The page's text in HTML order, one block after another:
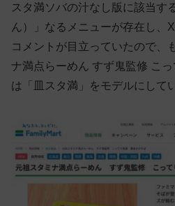
スタ満ソバの汁なし版に該当す
ん）」なるメニューが存在し、
コメントが目立っていたので、
ナ満点らーめん すず鬼監修 こっ
は「皿スタ満」をモデルにし